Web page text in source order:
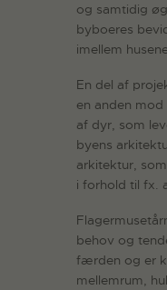
og samtidig
byboeres
imellem
En del af
en anden
af dyr, som
byens
arkitektur,
i forhold til fx.
behov og
færden og er
mellemrum,